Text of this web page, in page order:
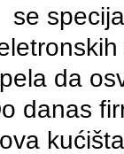
se
da
danas